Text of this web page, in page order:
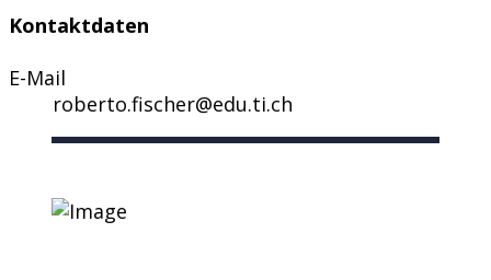
Kontaktdaten
E-Mail
roberto.fischer@edu.ti.ch